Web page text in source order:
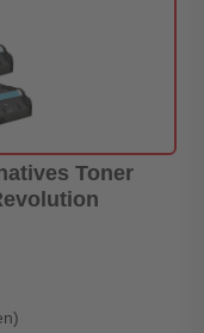
Toner